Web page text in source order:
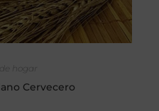
hogar
Cervecero